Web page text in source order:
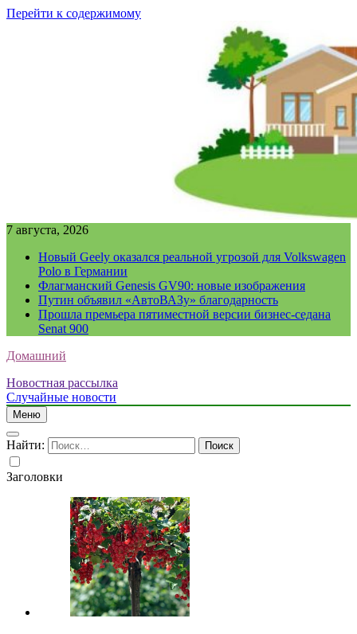
Перейти к содержимому
7 августа, 2026
Новый Geely оказался реальной угрозой для Volkswagen
Polo в Германии
Флагманский Genesis GV90: новые изображения
Путин объявил «АвтоВАЗу» благодарность
Прошла премьера пятиместной версии бизнес-седана
Senat 900
Домашний
Новостная рассылка
Случайные новости
Меню
Найти:
Заголовки